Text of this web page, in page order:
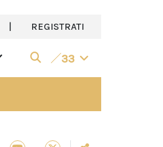
| REGISTRATI
33